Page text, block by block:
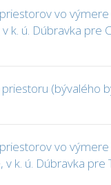
vo
k. ú. Dúbravka pre
(bývalého
vo
k. ú. Dúbravka pre